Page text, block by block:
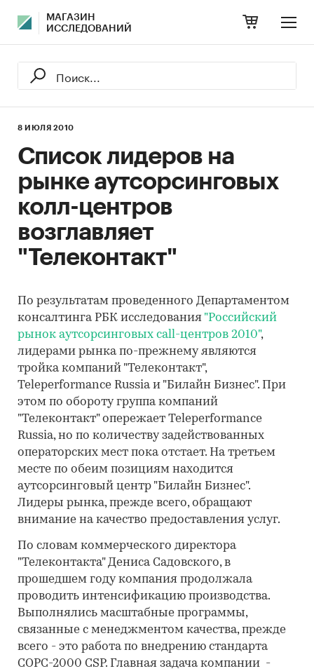
МАГАЗИН
ИССЛЕДОВАНИЙ
8 ИЮЛЯ 2010
Список лидеров на
рынке аутсорсинговых
колл-центров
возглавляет
"Телеконтакт"
По результатам проведенного Департаментом
консалтинга РБК исследования "Российский
рынок аутсорсинговых call-центров 2010",
лидерами рынка по-прежнему являются
тройка компаний "Телеконтакт",
Teleperformance Russia и "Билайн Бизнес". При
этом по обороту группа компаний
"Телеконтакт" опережает Teleperformance
Russia, но по количеству задействованных
операторских мест пока отстает. На третьем
месте по обеим позициям находится
аутсорсинговый центр "Билайн Бизнес".
Лидеры рынка, прежде всего, обращают
внимание на качество предоставления услуг.
По словам коммерческого директора
"Телеконтакта" Дениса Садовского, в
прошедшем году компания продолжала
проводить интенсификацию производства.
Выполнялись масштабные программы,
связанные с менеджментом качества, прежде
всего - это работа по внедрению стандарта
COPC-2000 CSP. Главная задача компании -